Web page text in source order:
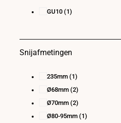
GU10 (1)
Snijafmetingen
235mm (1)
Ø68mm (2)
Ø70mm (2)
Ø80-95mm (1)